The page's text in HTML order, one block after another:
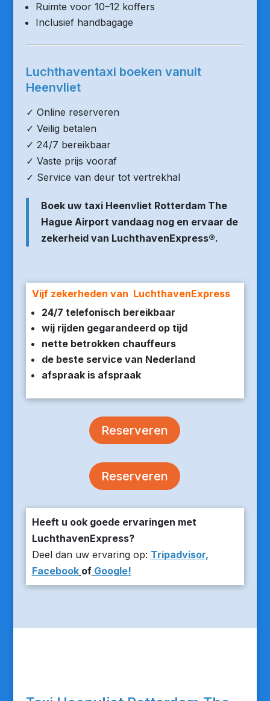
Ruimte voor 10–12 koffers
Inclusief handbagage
Luchthaventaxi boeken vanuit
Heenvliet
✓ Online reserveren
✓ Veilig betalen
✓ 24/7 bereikbaar
✓ Vaste prijs vooraf
✓ Service van deur tot vertrekhal
Boek uw taxi Heenvliet Rotterdam The
Hague Airport vandaag nog en ervaar de
zekerheid van LuchthavenExpress®.
Vijf zekerheden van LuchthavenExpress
24/7 telefonisch bereikbaar
wij rijden gegarandeerd op tijd
nette betrokken chauffeurs
de beste service van Nederland
afspraak is afspraak
Reserveren
Reserveren
Heeft u ook goede ervaringen met
LuchthavenExpress?
Deel dan uw ervaring op: Tripadvisor,
Facebook ofGoogle!